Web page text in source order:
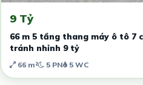
9 Tỷ
66 m 5 tầng thang máy ô tô 7
tránh nhỉnh 9 tỷ
66 m² 5 PN 5 WC